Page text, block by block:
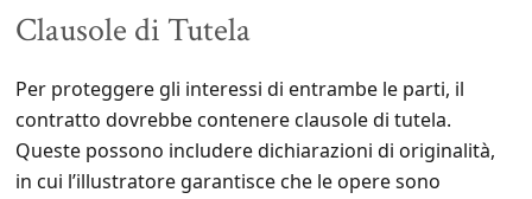
Clausole di Tutela
Per proteggere gli interessi di entrambe le parti, il
contratto dovrebbe contenere clausole di tutela.
Queste possono includere dichiarazioni di originalità,
in cui l’illustratore garantisce che le opere sono